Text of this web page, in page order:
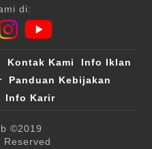
di:
Kontak Kami
Info Iklan
Panduan Kebijakan
Info Karir
©2019
Reserved